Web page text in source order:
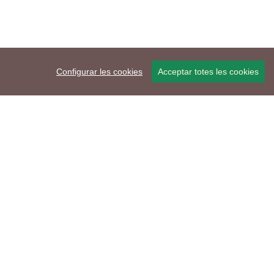
Configurar les cookies Acceptar totes les cookies